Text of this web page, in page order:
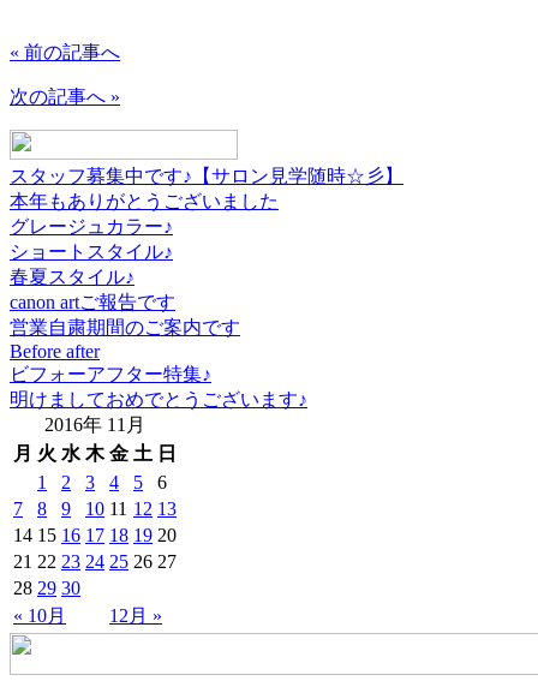
« 前の記事へ
次の記事へ »
スタッフ募集中です♪【サロン見学随時☆彡】
本年もありがとうございました
グレージュカラー♪
ショートスタイル♪
春夏スタイル♪
canon artご報告です
営業自粛期間のご案内です
Before after
ビフォーアフター特集♪
明けましておめでとうございます♪
2016年 11月
月 火 水 木 金 土 日
« 10月 12月 »
1 2 3 4 5
6
7
8 9 10 11 12 13
14 15 16 17 18 19 20
21 22 23 24 25 26 27
28 29 30